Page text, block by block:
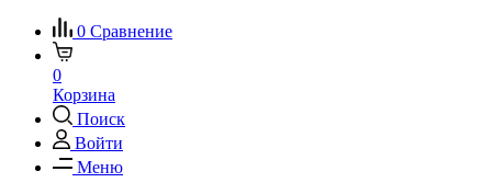
0 Сравнение
0
Корзина
Поиск
Войти
Меню